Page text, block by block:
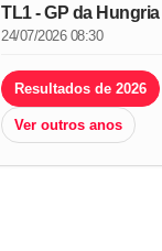
TL1 - GP da
24/07/2026 08:30
Resultados de 2026
Ver outros anos